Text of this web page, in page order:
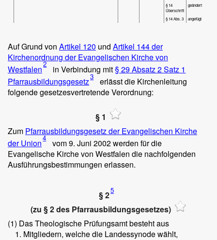
§ 14
Überschrift
geändert
§ 14 Abs. 3 angefügt
Auf Grund von Artikel 120 und Artikel 144 der
Kirchenordnung der Evangelischen Kirche von
Westfalen2 in Verbindung mit§ 29 Absatz 2 Satz 1
Pfarrausbildungsgesetz3
erlässt die Kirchenleitung
folgende gesetzesvertretende Verordnung:
§ 1
Zum Pfarrausbildungsgesetz der Evangelischen Kirche
der Union4
vom 9. Juni 2002 werden für die
Evangelische Kirche von Westfalen die nachfolgenden
Ausführungsbestimmungen erlassen.
§ 25
(zu § 2 des Pfarrausbildungsgesetzes)
(1) Das Theologische Prüfungsamt besteht aus
Mitgliedern, welche die Landessynode wählt,